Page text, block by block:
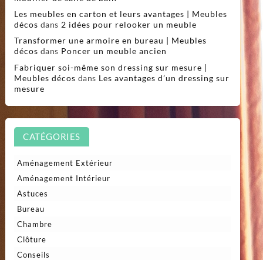
Les meubles en carton et leurs avantages | Meubles
décos dans 2 idées pour relooker un meuble
Transformer une armoire en bureau | Meubles
décos dans Poncer un meuble ancien
Fabriquer soi-même son dressing sur mesure |
Meubles décos dans Les avantages d’un dressing sur
mesure
CATÉGORIES
Aménagement Extérieur
Aménagement Intérieur
Astuces
Bureau
Chambre
Clôture
Conseils